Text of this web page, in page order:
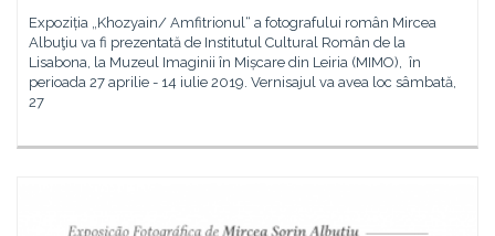
Expoziția „Khozyain/ Amfitrionul“ a fotografului român Mircea
Albuţiu va fi prezentată de Institutul Cultural Român de la
Lisabona, la Muzeul Imaginii în Mișcare din Leiria (MIMO), în
perioada 27 aprilie - 14 iulie 2019. Vernisajul va avea loc sâmbată,
27